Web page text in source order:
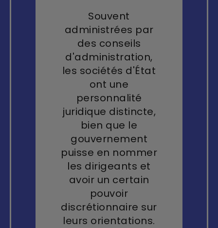
Souvent
administrées par
des conseils
d'administration,
les sociétés d'État
ont une
personnalité
juridique distincte,
bien que le
gouvernement
puisse en nommer
les dirigeants et
avoir un certain
pouvoir
discrétionnaire sur
leurs orientations.